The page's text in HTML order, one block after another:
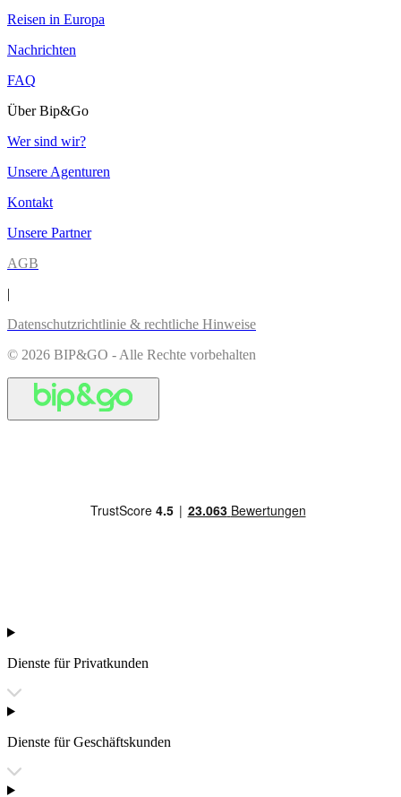
Reisen in Europa
Nachrichten
FAQ
Über Bip&Go
Wer sind wir?
Unsere Agenturen
Kontakt
Unsere Partner
AGB
|
Datenschutzrichtlinie & rechtliche Hinweise
© 2026 BIP&GO - Alle Rechte vorbehalten
Dienste für Privatkunden
Dienste für Geschäftskunden